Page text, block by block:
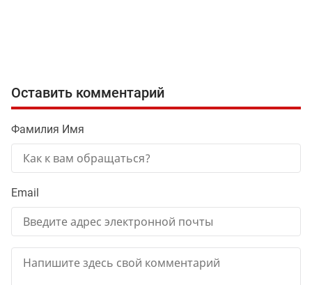
Оставить комментарий
Фамилия Имя
Email